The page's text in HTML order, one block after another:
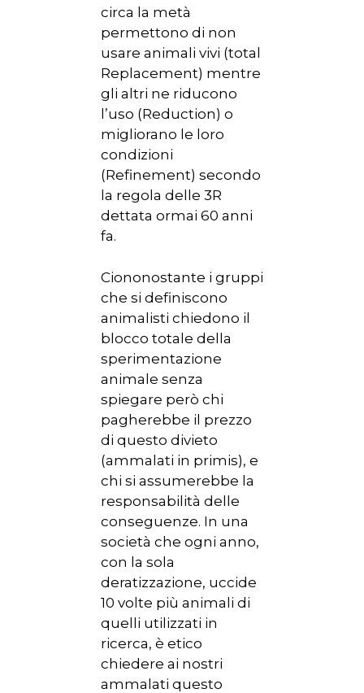
circa la metà
permettono di non
usare animali vivi (total
Replacement) mentre
gli altri ne riducono
l’uso (Reduction) o
migliorano le loro
condizioni
(Refinement) secondo
la regola delle 3R
dettata ormai 60 anni
fa.
Ciononostante i gruppi
che si definiscono
animalisti chiedono il
blocco totale della
sperimentazione
animale senza
spiegare però chi
pagherebbe il prezzo
di questo divieto
(ammalati in primis), e
chi si assumerebbe la
responsabilità delle
conseguenze. In una
società che ogni anno,
con la sola
deratizzazione, uccide
10 volte più animali di
quelli utilizzati in
ricerca, è etico
chiedere ai nostri
ammalati questo
CHI SIAMO
NEWS
ANIMALE
NORMATIVA
CONTATTI